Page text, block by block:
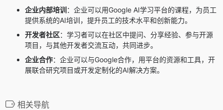
企业内部培训 ：企业可以用Google AI学习平台的课程，为员工
提供系统的AI培训，提升员工的技术水平和创新能力。
开发者社区：学习者可以在社区中提问、分享经验、参与开源
项目，与其他开发者交流互动，共同进步。
企业合作：企业可以与Google合作，用平台的资源和工具，开
展联合研究项目或开发定制化的AI解决方案。
相关导航